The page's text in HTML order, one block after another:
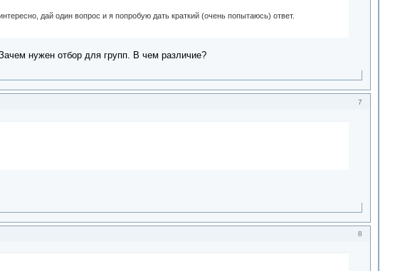
дай один вопрос и я попробую дать краткий (очень попытаюсь) ответ.
нужен отбор для групп. В чем различие?
7
8